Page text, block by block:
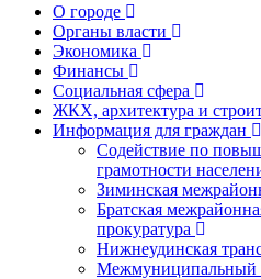
О городе
Органы власти
Экономика
Финансы
Социальная сфера
ЖКХ, архитектура и
Информация для граждан
Содействие по
грамотности
Зиминская
Братская
прокуратура
Нижнеудинская